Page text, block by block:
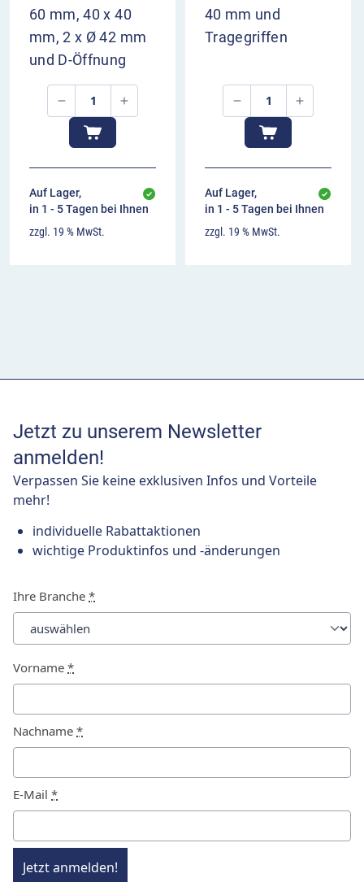
60 mm, 40 x 40
mm, 2 x Ø 42 mm
und D-Öffnung
Auf Lager,
in 1 - 5 Tagen bei Ihnen
zzgl. 19 % MwSt.
40 mm und
Tragegriffen
Auf Lager,
in 1 - 5 Tagen bei Ihnen
zzgl. 19 % MwSt.
Jetzt zu unserem Newsletter
anmelden!
Verpassen Sie keine exklusiven Infos und Vorteile
mehr!
individuelle Rabattaktionen
wichtige Produktinfos und -änderungen
Ihre Branche *
Vorname *
Nachname *
E-Mail *
Jetzt anmelden!